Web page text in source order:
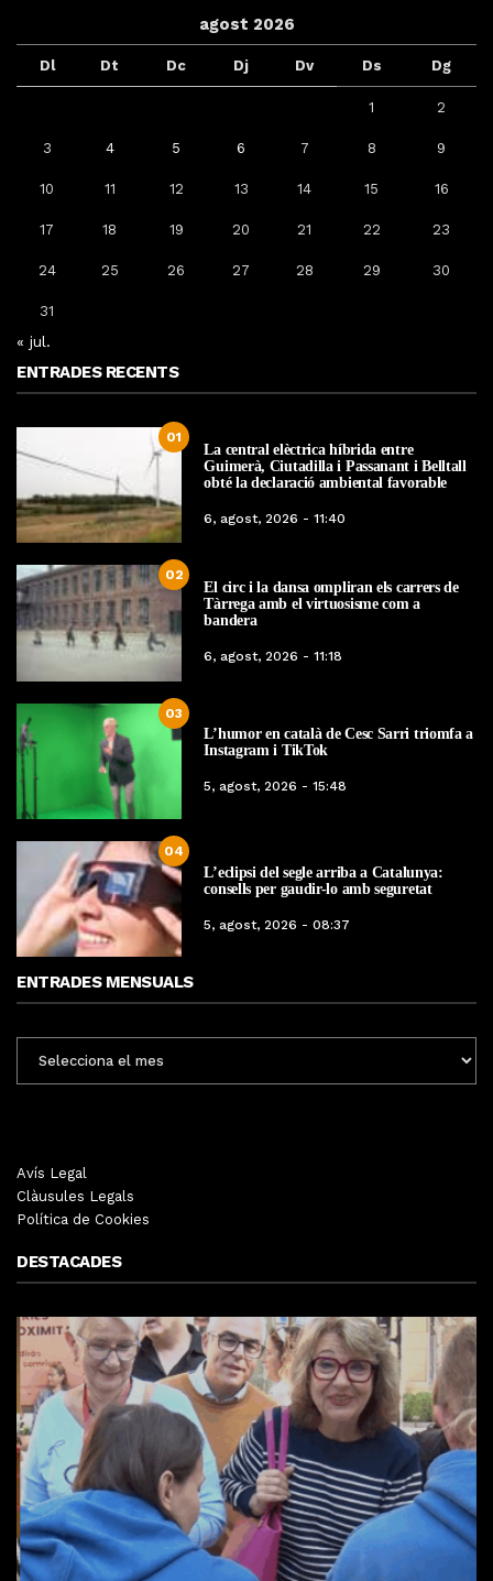
agost 2026
Dl Dt Dc Dj Dv Ds Dg
1 2
3 4 5 6 7 8 9
10 11 12 13 14 15 16
17 18 19 20 21 22 23
24 25 26 27 28 29 30
31
« jul.
ENTRADES RECENTS
01
La central elèctrica híbrida entre
Guimerà, Ciutadilla i Passanant i Belltall
obté la declaració ambiental favorable
6, agost, 2026 - 11:40
02
El circ i la dansa ompliran els carrers de
Tàrrega amb el virtuosisme com a
bandera
6, agost, 2026 - 11:18
03
L’humor en català de Cesc Sarri triomfa a
Instagram i TikTok
5, agost, 2026 - 15:48
04
L’eclipsi del segle arriba a Catalunya:
consells per gaudir-lo amb seguretat
5, agost, 2026 - 08:37
ENTRADES MENSUALS
MENSUALS
Avís Legal
Clàusules Legals
Política de Cookies
DESTACADES